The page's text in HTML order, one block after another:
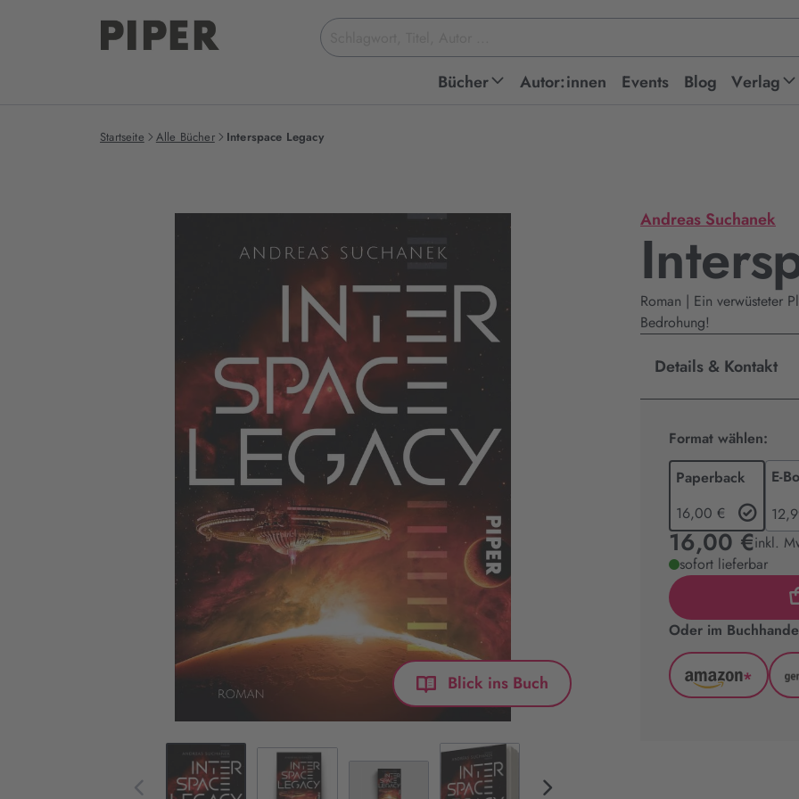
Suchbegriff
eingeben
Bücher Autor:innen Events Blog Verlag
Startseite Alle Bücher Interspace Legacy
Blick ins Buch
Produktbilder
Buch
Andreas Suchanek
Roman | Ein verwüsteter
Bedrohung!
Details & Kontakt
Format wählen:
Paperback
16,00 €
E-
16,00 €inkl.
sofort lieferbar
Oder im
Amazon
*